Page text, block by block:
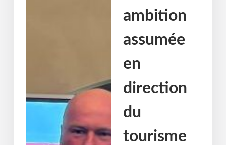
ambition
assumée
en
direction
du
tourisme